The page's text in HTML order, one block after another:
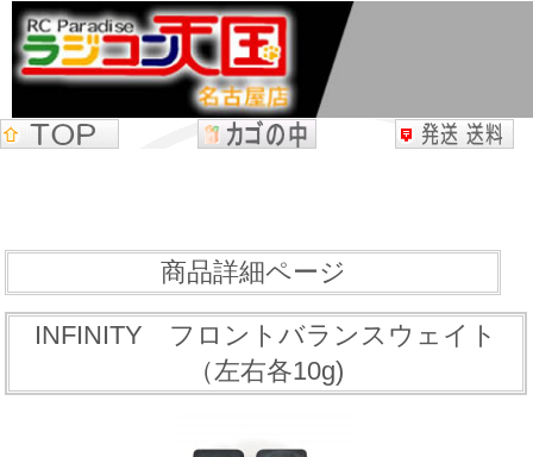
商品詳細ページ
INFINITY フロントバランスウェイト
（左右各10g)